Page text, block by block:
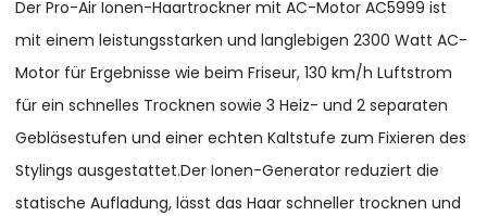
Der Pro-Air Ionen-Haartrockner mit AC-Motor AC5999 ist
mit einem leistungsstarken und langlebigen 2300 Watt AC-
Motor für Ergebnisse wie beim Friseur, 130 km/h Luftstrom
für ein schnelles Trocknen sowie 3 Heiz- und 2 separaten
Gebläsestufen und einer echten Kaltstufe zum Fixieren des
Stylings ausgestattet.Der Ionen-Generator reduziert die
statische Aufladung, lässt das Haar schneller trocknen und